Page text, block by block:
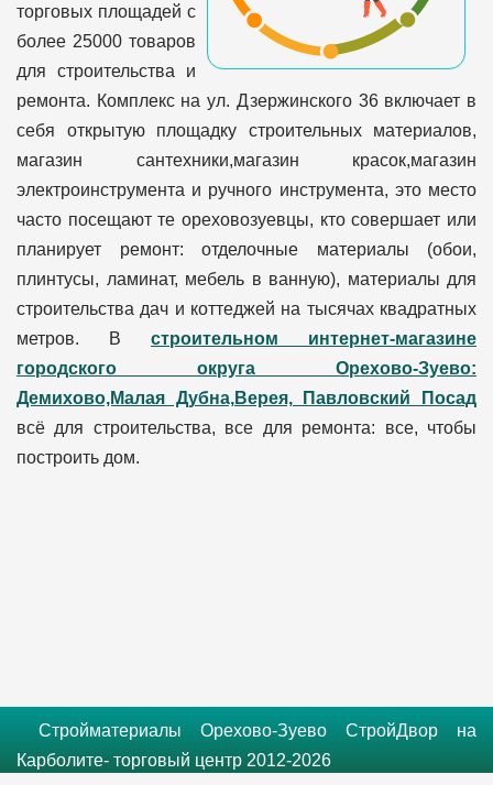
торговых площадей с
более 25000 товаров
для строительства и
ремонта. Комплекс на ул. Дзержинского 36 включает в
себя открытую площадку строительных материалов,
магазин сантехники,магазин красок,магазин
электроинструмента и ручного инструмента, это место
часто посещают те ореховозуевцы, кто совершает или
планирует ремонт: отделочные материалы (обои,
плинтусы, ламинат, мебель в ванную), материалы для
строительства дач и коттеджей на тысячах квадратных
метров. В строительном интернет-магазине
городского округа Орехово-Зуево:
Демихово,Малая Дубна,Верея, Павловский Посад
всё для строительства, все для ремонта: все, чтобы
построить дом.
Стройматериалы Орехово-Зуево СтройДвор на
Карболите- торговый центр 2012-2026